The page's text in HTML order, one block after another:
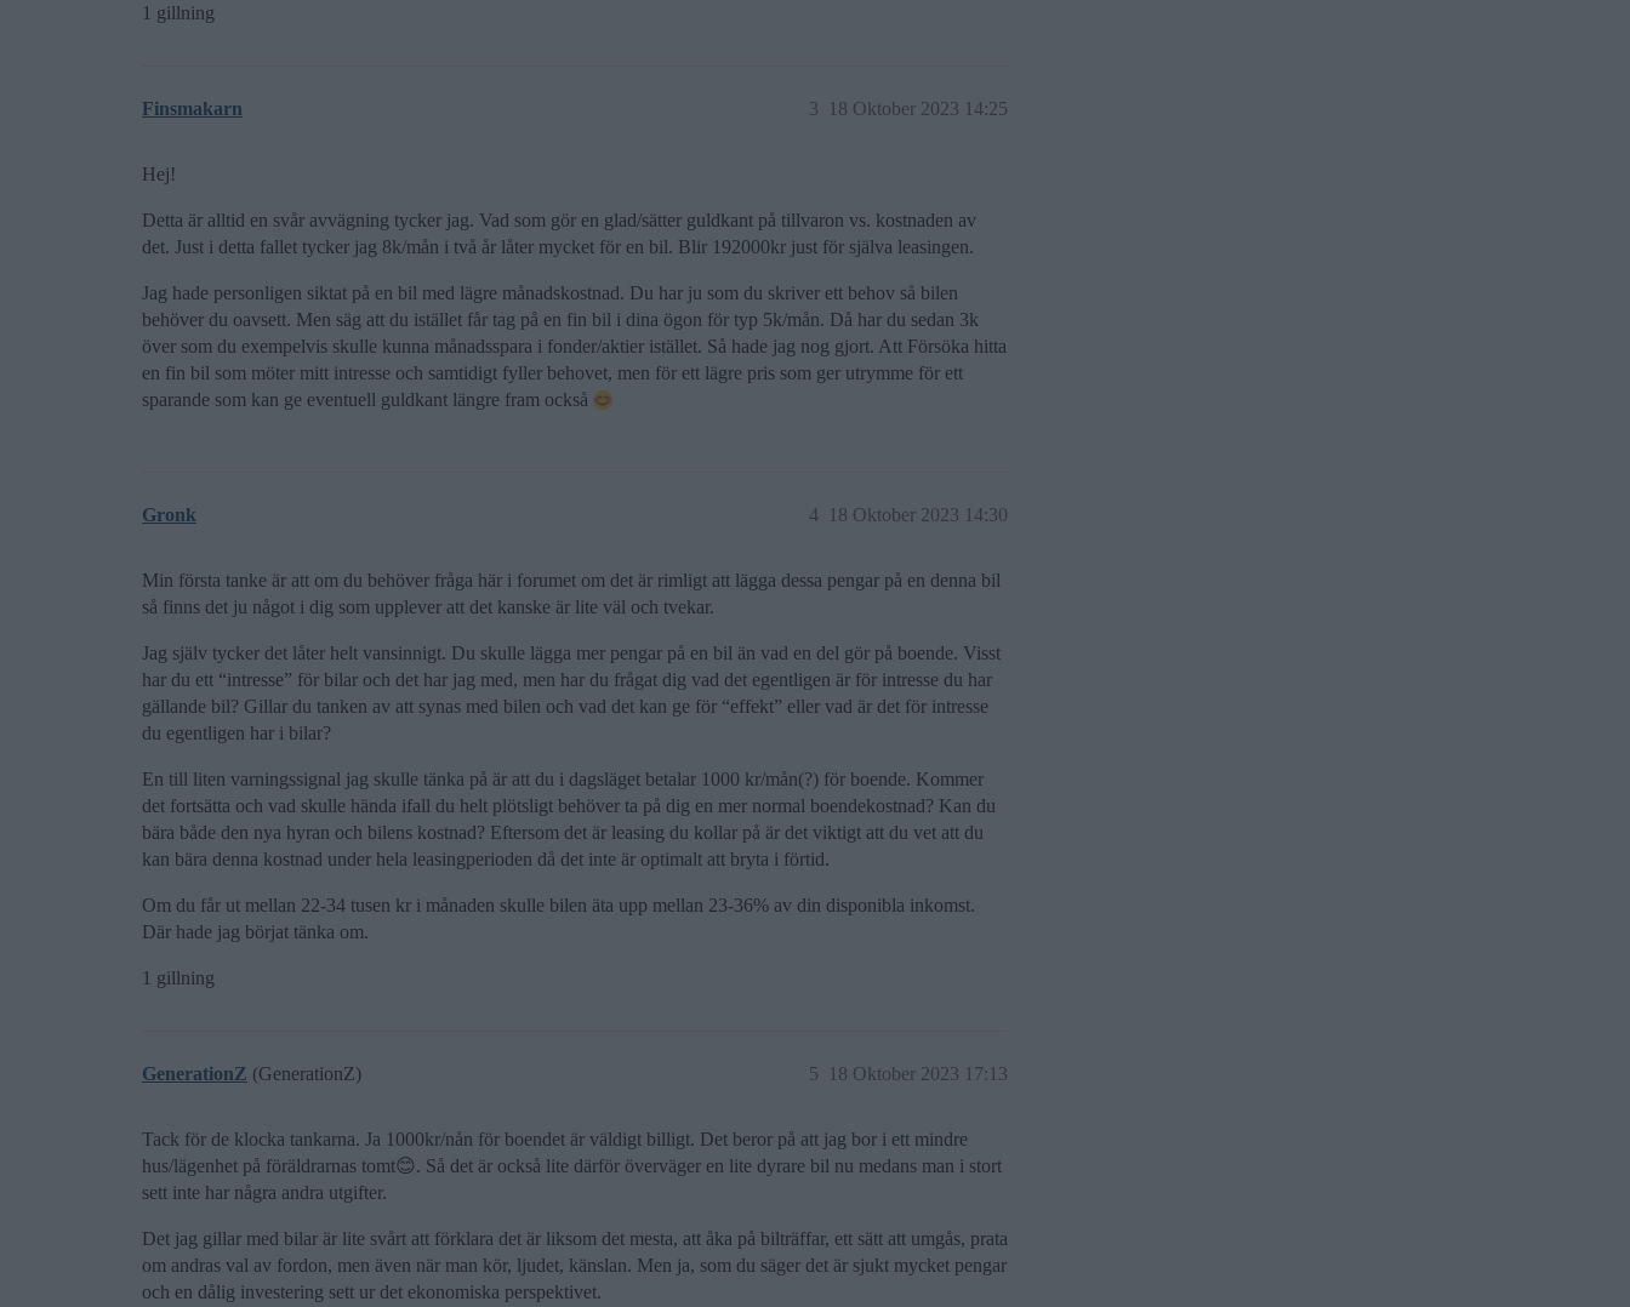
1 gillning
Finsmakarn 18 Oktober 2023 14:25
3
Hej!
Detta är alltid en svår avvägning tycker jag. Vad som gör en glad/sätter guldkant på tillvaron vs. kostnaden av
det. Just i detta fallet tycker jag 8k/mån i två år låter mycket för en bil. Blir 192000kr just för själva leasingen.
Jag hade personligen siktat på en bil med lägre månadskostnad. Du har ju som du skriver ett behov så bilen
behöver du oavsett. Men säg att du istället får tag på en fin bil i dina ögon för typ 5k/mån. Då har du sedan 3k
över som du exempelvis skulle kunna månadsspara i fonder/aktier istället. Så hade jag nog gjort. Att Försöka hitta
en fin bil som möter mitt intresse och samtidigt fyller behovet, men för ett lägre pris som ger utrymme för ett
sparande som kan ge eventuell guldkant längre fram också
Gronk 18 Oktober 2023 14:30
4
Min första tanke är att om du behöver fråga här i forumet om det är rimligt att lägga dessa pengar på en denna bil
så finns det ju något i dig som upplever att det kanske är lite väl och tvekar.
Jag själv tycker det låter helt vansinnigt. Du skulle lägga mer pengar på en bil än vad en del gör på boende. Visst
har du ett “intresse” för bilar och det har jag med, men har du frågat dig vad det egentligen är för intresse du har
gällande bil? Gillar du tanken av att synas med bilen och vad det kan ge för “effekt” eller vad är det för intresse
du egentligen har i bilar?
En till liten varningssignal jag skulle tänka på är att du i dagsläget betalar 1000 kr/mån(?) för boende. Kommer
det fortsätta och vad skulle hända ifall du helt plötsligt behöver ta på dig en mer normal boendekostnad? Kan du
bära både den nya hyran och bilens kostnad? Eftersom det är leasing du kollar på är det viktigt att du vet att du
kan bära denna kostnad under hela leasingperioden då det inte är optimalt att bryta i förtid.
Om du får ut mellan 22-34 tusen kr i månaden skulle bilen äta upp mellan 23-36% av din disponibla inkomst.
Där hade jag börjat tänka om.
1 gillning
GenerationZ (GenerationZ) 18 Oktober 2023 17:13
5
Tack för de klocka tankarna. Ja 1000kr/nån för boendet är väldigt billigt. Det beror på att jag bor i ett mindre
hus/lägenhet på föräldrarnas tomt😊. Så det är också lite därför överväger en lite dyrare bil nu medans man i stort
sett inte har några andra utgifter.
Det jag gillar med bilar är lite svårt att förklara det är liksom det mesta, att åka på bilträffar, ett sätt att umgås, prata
om andras val av fordon, men även när man kör, ljudet, känslan. Men ja, som du säger det är sjukt mycket pengar
och en dålig investering sett ur det ekonomiska perspektivet.